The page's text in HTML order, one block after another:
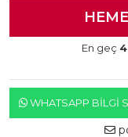
En geç
WHATSAPP BILGI